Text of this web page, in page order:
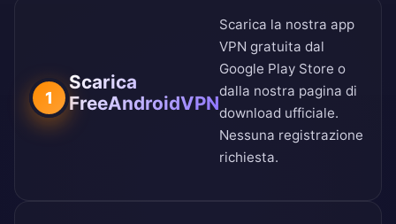
1
Scarica
FreeAndroidVPN
Scarica la nostra app
VPN gratuita dal
Google Play Store o
dalla nostra pagina di
download ufficiale.
Nessuna registrazione
richiesta.